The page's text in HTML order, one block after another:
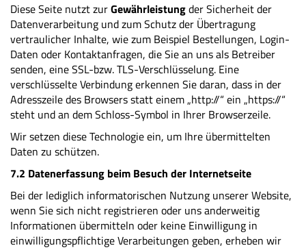
Diese Seite nutzt zurGewährleistungder Sicherheit der
Datenverarbeitung und zum Schutz der Übertragung
vertraulicher Inhalte, wie zum Beispiel Bestellungen, Login-
Daten oder Kontaktanfragen, die Sie an uns als Betreiber
senden, eine SSL-bzw. TLS-Verschlüsselung. Eine
verschlüsselte Verbindung erkennen Sie daran, dass in der
Adresszeile des Browsers statt einem „http://“ ein „https://“
steht und an dem Schloss-Symbol in Ihrer Browserzeile.
Wir setzen diese Technologie ein, um Ihre übermittelten
Daten zu schützen.
7.2 Datenerfassung beim Besuch der Internetseite
Bei der lediglich informatorischen Nutzung unserer Website,
wenn Sie sich nicht registrieren oder uns anderweitig
Informationen übermitteln oder keine Einwilligung in
einwilligungspflichtige Verarbeitungen geben, erheben wir